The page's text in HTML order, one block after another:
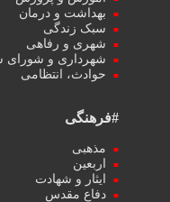
بهداشت و درمان
سبک زندگی
شهری و رفاهی
شهرداری و شورای
حوادث، انتظامی
#فرهنگی
مذهبی
اربعین
ایثار و شهادت
دفاع مقدس